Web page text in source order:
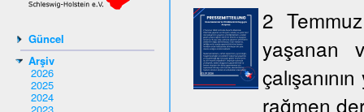
Güncel
Arşiv
2026
2025
2024
2
yaşanan
rağmen